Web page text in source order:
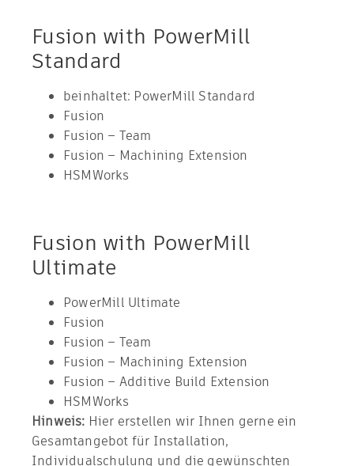
Fusion with PowerMill
Standard
beinhaltet: PowerMill Standard
Fusion
Fusion – Team
Fusion – Machining Extension
HSMWorks
Fusion with PowerMill
Ultimate
PowerMill Ultimate
Fusion
Fusion – Team
Fusion – Machining Extension
Fusion – Additive Build Extension
HSMWorks
Hinweis: Hier erstellen wir Ihnen gerne ein
Gesamtangebot für Installation,
Individualschulung und die gewünschten